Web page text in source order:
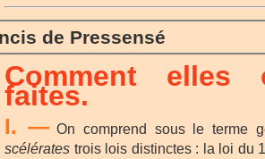
de Pressensé
Comment elles
faites.
I. —On comprend sous le terme
scélérates trois lois distinctes : la loi du